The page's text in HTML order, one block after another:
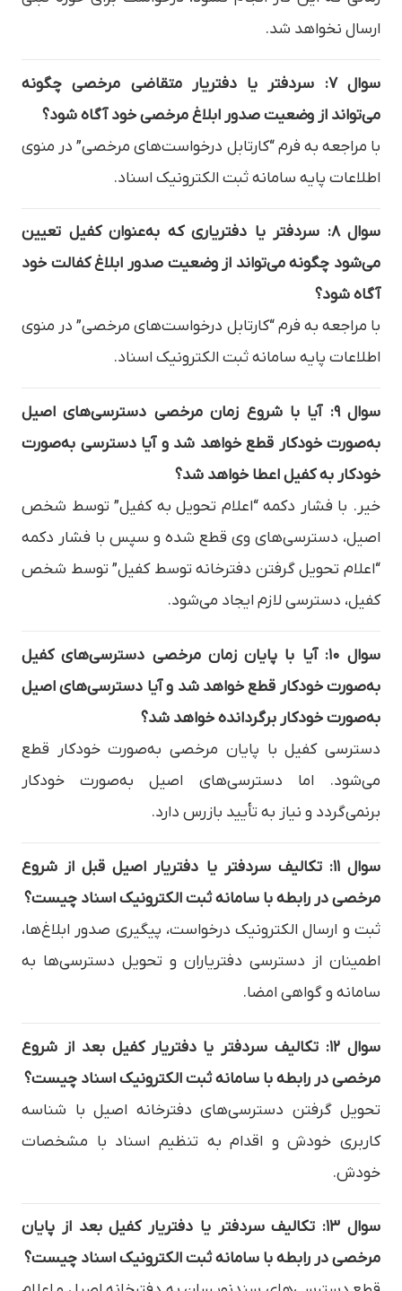
ارسال نخواهد شد.
سوال ۷: سردفتر یا دفتریار متقاضی مرخصی چگونه
می‌تواند از وضعیت صدور ابلاغ مرخصی خود آگاه شود؟
با مراجعه به فرم “کارتابل درخواست‌های مرخصی” در منوی
اطلاعات پایه سامانه ثبت الکترونیک اسناد.
سوال ۸: سردفتر یا دفتریاری که به‌عنوان کفیل تعیین
می‌شود چگونه می‌تواند از وضعیت صدور ابلاغ کفالت خود
آگاه شود؟
با مراجعه به فرم “کارتابل درخواست‌های مرخصی” در منوی
اطلاعات پایه سامانه ثبت الکترونیک اسناد.
سوال ۹: آیا با شروع زمان مرخصی دسترسی‌های اصیل
به‌صورت خودکار قطع خواهد شد و آیا دسترسی به‌صورت
خودکار به کفیل اعطا خواهد شد؟
خیر. با فشار دکمه “اعلام تحویل به کفیل” توسط شخص
اصیل، دسترسی‌های وی قطع شده و سپس با فشار دکمه
“اعلام تحویل گرفتن دفترخانه توسط کفیل” توسط شخص
کفیل، دسترسی لازم ایجاد می‌شود.
سوال ۱۰: آیا با پایان زمان مرخصی دسترسی‌های کفیل
به‌صورت خودکار قطع خواهد شد و آیا دسترسی‌های اصیل
به‌صورت خودکار برگردانده خواهد شد؟
دسترسی کفیل با پایان مرخصی به‌صورت خودکار قطع
می‌شود. اما دسترسی‌های اصیل به‌صورت خودکار
برنمی‌گردد و نیاز به تأیید بازرس دارد.
سوال ۱۱: تکالیف سردفتر یا دفتریار اصیل قبل از شروع
مرخصی در رابطه با سامانه ثبت الکترونیک اسناد چیست؟
ثبت و ارسال الکترونیک درخواست، پیگیری صدور ابلاغ‌ها،
اطمینان از دسترسی دفتریاران و تحویل دسترسی‌ها به
سامانه و گواهی امضا.
سوال ۱۲: تکالیف سردفتر یا دفتریار کفیل بعد از شروع
مرخصی در رابطه با سامانه ثبت الکترونیک اسناد چیست؟
تحویل گرفتن دسترسی‌های دفترخانه اصیل با شناسه
کاربری خودش و اقدام به تنظیم اسناد با مشخصات
خودش.
سوال ۱۳: تکالیف سردفتر یا دفتریار کفیل بعد از پایان
مرخصی در رابطه با سامانه ثبت الکترونیک اسناد چیست؟